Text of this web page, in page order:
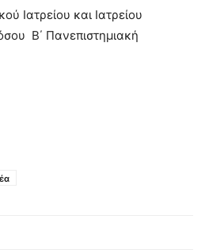
Ιατρείου και Ιατρείου
Β΄ Πανεπιστημιακή